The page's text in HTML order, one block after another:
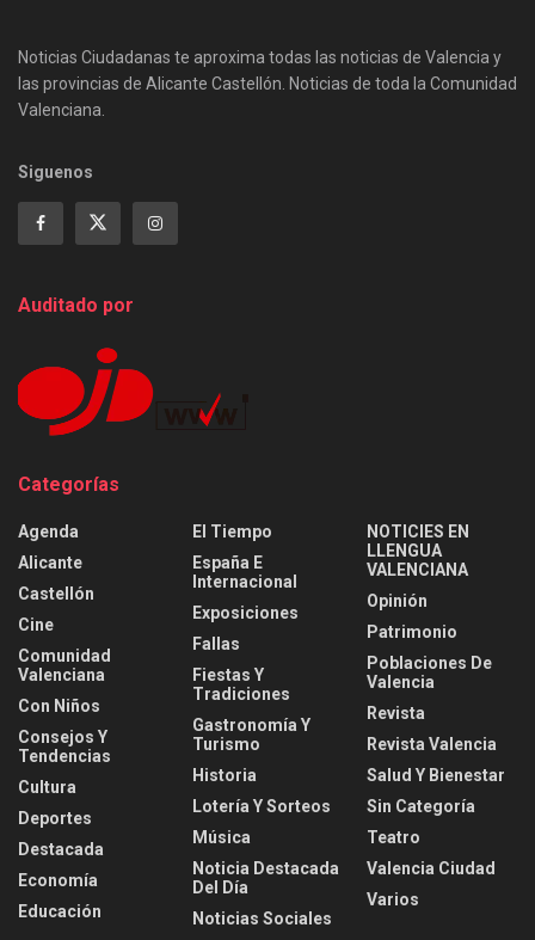
Noticias Ciudadanas te aproxima todas las noticias de Valencia y
las provincias de Alicante Castellón. Noticias de toda la Comunidad
Valenciana.
Siguenos
Auditado por
Categorías
Agenda
Alicante
Castellón
Cine
Comunidad
Valenciana
Con Niños
Consejos Y
Tendencias
Cultura
Deportes
Destacada
Economía
Educación
El Tiempo
España E
Internacional
Exposiciones
Fallas
Fiestas Y
Tradiciones
Gastronomía Y
Turismo
Historia
Lotería Y Sorteos
Música
Noticia Destacada
Del Día
Noticias Sociales
NOTICIES EN
LLENGUA
VALENCIANA
Opinión
Patrimonio
Poblaciones De
Valencia
Revista
Revista Valencia
Salud Y Bienestar
Sin Categoría
Teatro
Valencia Ciudad
Varios